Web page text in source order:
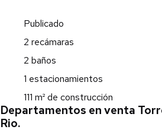
Publicado
2 recámaras
2 baños
1 estacionamientos
111 m² de construcción
Departamentos en venta
Rio.